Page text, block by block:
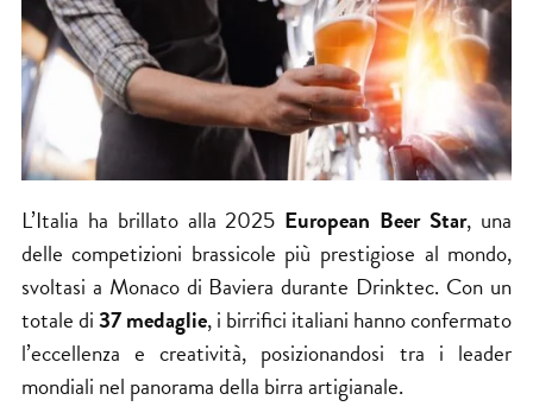
L’Italia ha brillato alla 2025 European Beer Star, una
delle competizioni brassicole più prestigiose al mondo,
svoltasi a Monaco di Baviera durante Drinktec. Con un
totale di37 medaglie, i birrifici italiani hanno confermato
l’eccellenza e creatività, posizionandosi tra i leader
mondiali nel panorama della birra artigianale.